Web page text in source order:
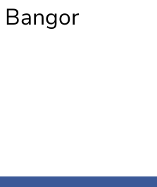
Bangor